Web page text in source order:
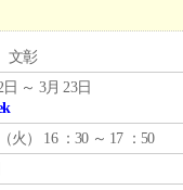
文彰
日 ～ 3月 23日
火 ） 16 ：30 ～ 17 ：50